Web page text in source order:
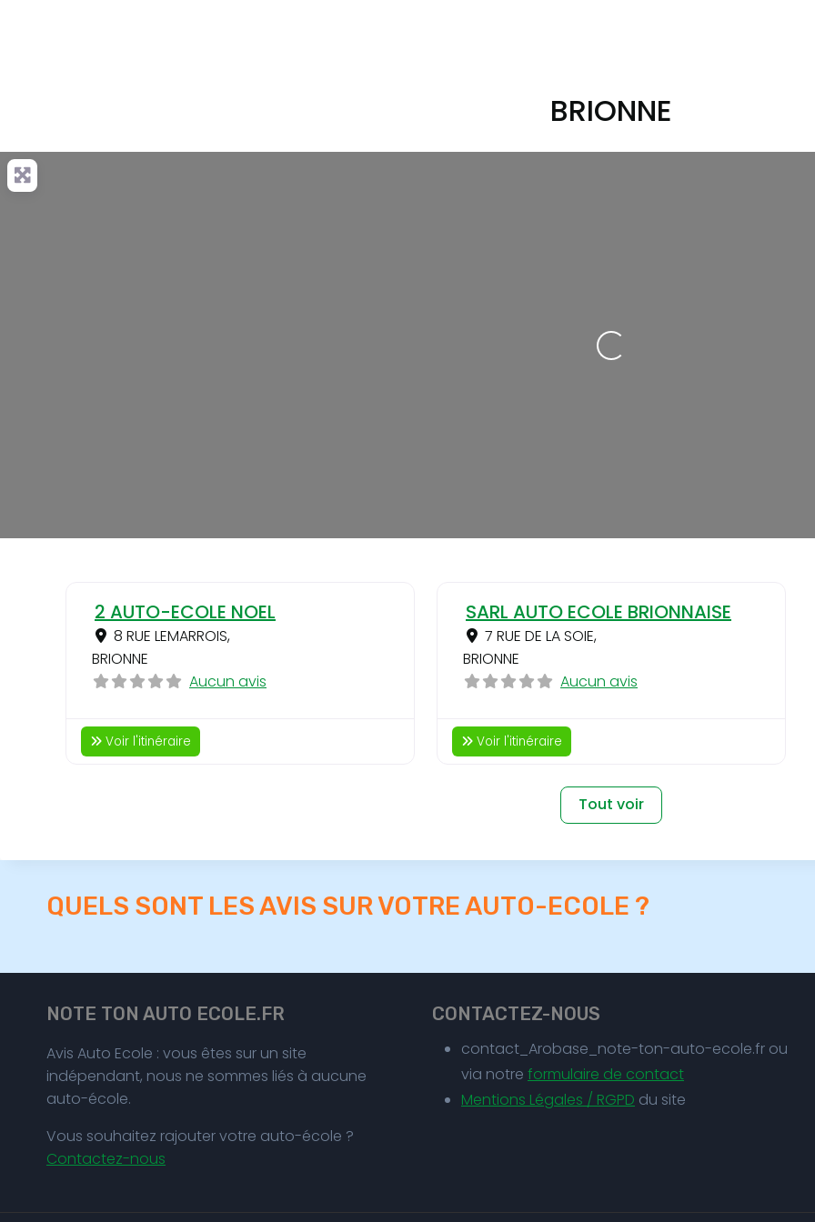
BRIONNE
Loading...
2 AUTO-ECOLE NOEL
8 RUE LEMARROIS,
BRIONNE
Aucun avis
Voir l'itinéraire
SARL AUTO ECOLE BRIONNAISE
7 RUE DE LA SOIE,
BRIONNE
Aucun avis
Voir l'itinéraire
Tout voir
QUELS SONT LES AVIS SUR VOTRE AUTO-ECOLE ?
NOTE TON AUTO ECOLE.FR
Avis Auto Ecole : vous êtes sur un site
indépendant, nous ne sommes liés à aucune
auto-école.
Vous souhaitez rajouter votre auto-école ?
Contactez-nous
CONTACTEZ-NOUS
contact_Arobase_note-ton-auto-ecole.fr ou
via notre formulaire de contact
Mentions Légales / RGPD du site